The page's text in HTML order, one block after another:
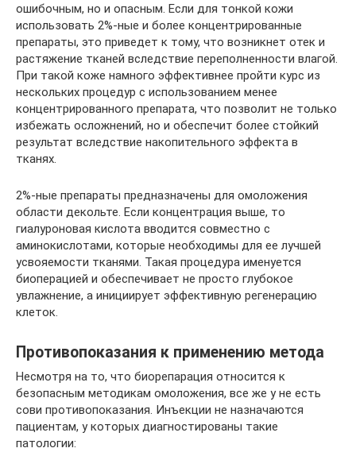
ошибочным, но и опасным. Если для тонкой кожи
использовать 2%-ные и более концентрированные
препараты, это приведет к тому, что возникнет отек и
растяжение тканей вследствие переполненности влагой.
При такой коже намного эффективнее пройти курс из
нескольких процедур с использованием менее
концентрированного препарата, что позволит не только
избежать осложнений, но и обеспечит более стойкий
результат вследствие накопительного эффекта в
тканях.
2%-ные препараты предназначены для омоложения
области декольте. Если концентрация выше, то
гиалуроновая кислота вводится совместно с
аминокислотами, которые необходимы для ее лучшей
усвояемости тканями. Такая процедура именуется
биоперацией и обеспечивает не просто глубокое
увлажнение, а инициирует эффективную регенерацию
клеток.
Противопоказания к применению метода
Несмотря на то, что биорепарация относится к
безопасным методикам омоложения, все же у не есть
сови противопоказания. Инъекции не назначаются
пациентам, у которых диагностированы такие
патологии: